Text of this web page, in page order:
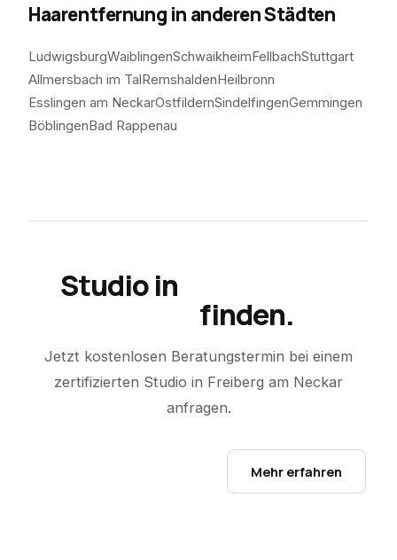
Haarentfernung in anderen Städten
LudwigsburgWaiblingenSchwaikheimFellbachStuttgart
Allmersbach im TalRemshaldenHeilbronn
Esslingen am NeckarOstfildernSindelfingenGemmingen
BöblingenBad Rappenau
Studio in
finden.
Jetzt kostenlosen Beratungstermin bei einem
zertifizierten Studio in Freiberg am Neckar
anfragen.
Mehr erfahren